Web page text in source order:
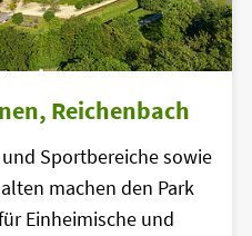
Reichenbach
Sportbereiche sowie
machen den Park
Einheimische und